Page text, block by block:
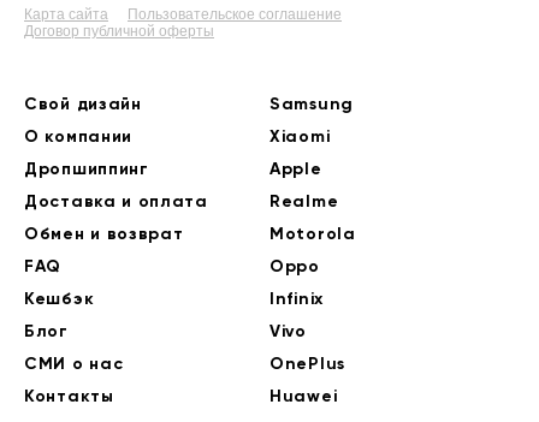
Карта сайта
Пользовательское соглашение
Договор публичной оферты
Свой дизайн
О компании
Дропшиппинг
Доставка и оплата
Обмен и возврат
FAQ
Кешбэк
Блог
СМИ о нас
Контакты
Samsung
Xiaomi
Apple
Realme
Motorola
Oppo
Infinix
Vivo
OnePlus
Huawei